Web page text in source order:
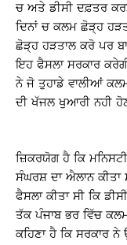
ਚ ਅਤੇ ਡੀਸੀ ਦਫ਼ਤਰ
ਦਿਨਾਂ ਚ ਕਲਮ ਛੋੜ੍ਹ
ਛੋੜ੍ਹ ਹੜਤਾਲ ਕਰੋ ਪਰ
ਇਹ ਫੈਸਲਾ ਸਰਕਾਰ
ਨੇ ਜੋ ਤੁਹਾਡੇ ਵਾਲੀਆਂ
ਦੀ ਖੱਜਲ ਖੁਆਰੀ ਨਹੀ
ਜ਼ਿਕਰਯੋਗ ਹੈ ਕਿ
ਸੰਘਰਸ਼ ਦਾ ਐਲਾਨ
ਫੈਸਲਾ ਕੀਤਾ ਸੀ ਕਿ
ਤੱਕ ਪੰਜਾਬ ਭਰ ਵਿੱਚ
ਕਹਿਣਾ ਹੈ ਕਿ ਸਰਕਾਰ ਨੇ